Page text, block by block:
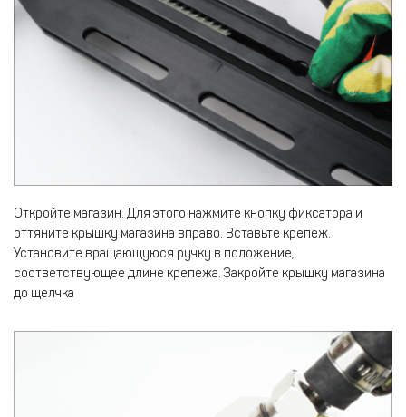
Откройте магазин. Для этого нажмите кнопку фиксатора и
оттяните крышку магазина вправо. Вставьте крепеж.
Установите вращающуюся ручку в положение,
соответствующее длине крепежа. Закройте крышку магазина
до щелчка